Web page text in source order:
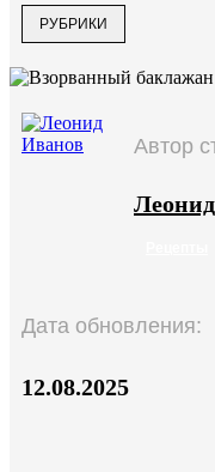
РУБРИКИ
Автор
Дата обновления:
12.08.2025